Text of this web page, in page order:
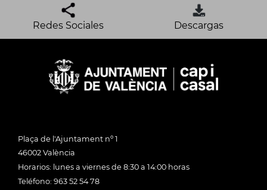
Redes Sociales Descargas
Plaça de l'Ajuntament nº 1
46002 València
Horarios: lunes a viernes de 8:30 a 14:00 horas
Teléfono: 963 52 54 78